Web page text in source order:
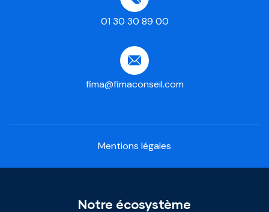
01 30 30 89 00
fima@fimaconseil.com
Mentions légales
Notre écosystème